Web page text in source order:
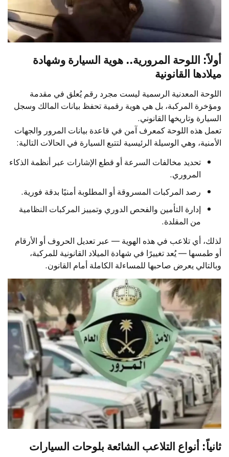
أولاً: اللوحة المرورية.. هوية السيارة وشهادة
ميلادها القانونية
اللوحة المعدنية الرسمية ليست مجرد رقم يُعلق في مقدمة
ومؤخرة المركبة، بل هي هوية رقمية تحفظ بيانات المالك وسجل
السيارة وتاريخها القانوني.
تعمل هذه اللوحة كمعرف آمن في قاعدة بيانات المرور والجهات
الأمنية، وهي الوسيلة الرئيسية لتتبع السيارة في الحالات التالية:
تحديد مخالفات السرعة أو قطع الإشارات عبر أنظمة الذكاء
المروري.
رصد المركبات المسروقة أو المطلوبة أمنيًا بدقة فورية.
إدارة التأمين والفحص الدوري وتمييز المركبات النظامية
من المقلدة.
لذلك، أي تلاعب في هذه الهوية — عبر تعديل الحروف أو الأرقام
أو طمسها — يُعد تغييرًا في شهادة الميلاد القانونية للمركبة،
وبالتالي يعرض صاحبها للمساءلة الكاملة أمام القانون.
ثانياً: أنواع التلاعب الشائعة بلوحات السيارات